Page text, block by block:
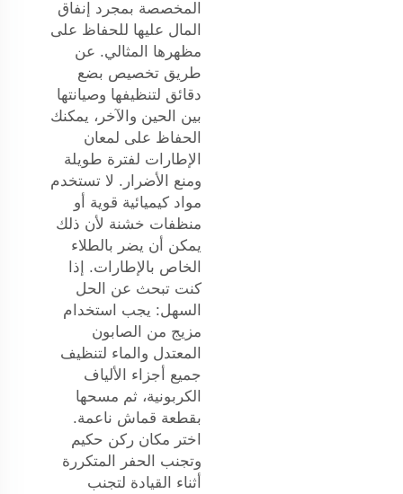
المخصصة بمجرد إنفاق
المال عليها للحفاظ على
مظهرها المثالي. عن
طريق تخصيص بضع
دقائق لتنظيفها وصيانتها
بين الحين والآخر، يمكنك
الحفاظ على لمعان
الإطارات لفترة طويلة
ومنع الأضرار. لا تستخدم
مواد كيميائية قوية أو
منظفات خشنة لأن ذلك
يمكن أن يضر بالطلاء
الخاص بالإطارات. إذا
كنت تبحث عن الحل
السهل: يجب استخدام
مزيج من الصابون
المعتدل والماء لتنظيف
جميع أجزاء الألياف
الكربونية، ثم مسحها
بقطعة قماش ناعمة.
اختر مكان ركن حكيم
وتجنب الحفر المتكررة
أثناء القيادة لتجنب